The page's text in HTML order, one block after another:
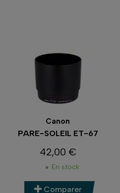
Canon
PARE-SOLEIL ET-67
Prix
42,00 €
En stock
Comparer